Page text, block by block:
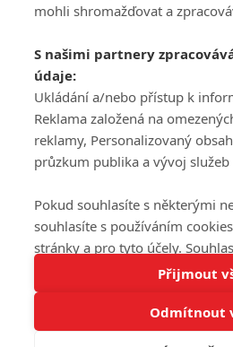
Tato stránka používá soubory
Rozumím
Šéfredaktorkou webu jePetr Slavík,
Máte-li zájem o inzerci na našem
Ochrana osobních údajů|Zásady
Upravit nastavení
© 2016 – 2026
mohli shromažďovat a
S našimi partnery
údaje:
Ukládání a/nebo přístup k
Reklama založená na
reklamy, Personalizovaný
průzkum publika a vývoj služeb
Pokud souhlasíte s některými
souhlasíte s používáním
stránky a pro tyto účely.
odmítnout, ale v takovém
nebudou k dispozici některé
Vaše volby souhlasu se budou
tuto webovou stránku. Vaše
Přijmout
Odmítnout